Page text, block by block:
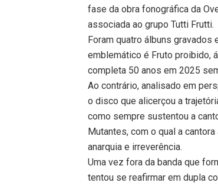
fase da obra fonográfica da
associada ao grupo Tutti Frutti.
Foram quatro álbuns
emblemático é Fruto proibido,
completa 50 anos em 2025
Ao contrário, analisado em
o disco que alicerçou a
como sempre sustentou a
Mutantes, com o qual a
anarquia e irreverência.
Uma vez fora da banda que
tentou se reafirmar em dupla